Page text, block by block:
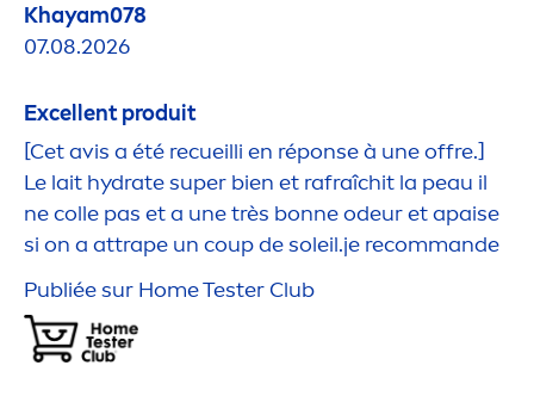
Khayam078
07.08.2026
Excellent produit
[Cet avis a été recueilli en réponse à une offre.]
Le lait hydrate super bien et rafraîchit la peau il
ne colle pas et a une très bonne odeur et apaise
si on a attrape un coup de soleil.je recommande
Publiée sur Home Tester Club